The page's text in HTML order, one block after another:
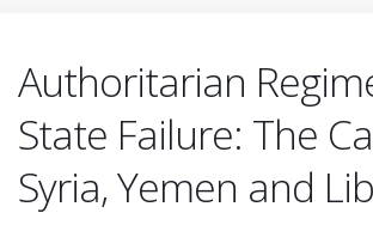
Authoritarian
State Failure: The
Syria, Yemen and